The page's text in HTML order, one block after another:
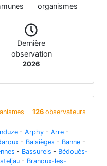
organismes
Dernière
observation
2026
126 observateurs
- Arphy - Arre -
- Balsièges - Banne -
- Bassurels - Bédouès-
- Branoux-les-